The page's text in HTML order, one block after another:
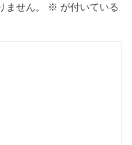
せん。 ※ が付いている